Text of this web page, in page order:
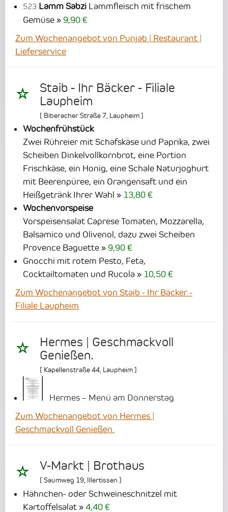
523 Lamm Sabzi Lammfleisch mit frischem
Gemüse
9,90 €
Zum Wochenangebot von Punjab | Restaurant |
Lieferservice
Staib - Ihr Bäcker - Filiale
Laupheim
[ Biberacher Straße 7 Laupheim]
Wochenfrühstück
Zwei Rühreier mit Schafskäse und Paprika, zwei
Scheiben Dinkelvollkornbrot, eine Portion
Frischkäse, ein Honig, eine Schale Naturjoghurt
mit Beerenpüree, ein Orangensaft und ein
Heißgetränk Ihrer Wahl
13,80 €
Wochenvorspeise
Vorspeisensalat Caprese Tomaten, Mozzarella,
Balsamico und Olivenol, dazu zwei Scheiben
Provence Baguette
9,90 €
Gnocchi mit rotem Pesto, Feta,
Cocktailtomaten und Rucola
10,50 €
Zum Wochenangebot von Staib - Ihr Bäcker -
Filiale Laupheim
Hermes | Geschmackvoll
Genießen.
[ Kapellenstraße 44, Laupheim]
Hermes – Menü am Donnerstag
Zum Wochenangebot von Hermes |
Geschmackvoll Genießen.
V-Markt | Brothaus
[ Saumweg 19, Illertissen ]
Hähnchen- oder Schweineschnitzel mit
Kartoffelsalat
4,40 €